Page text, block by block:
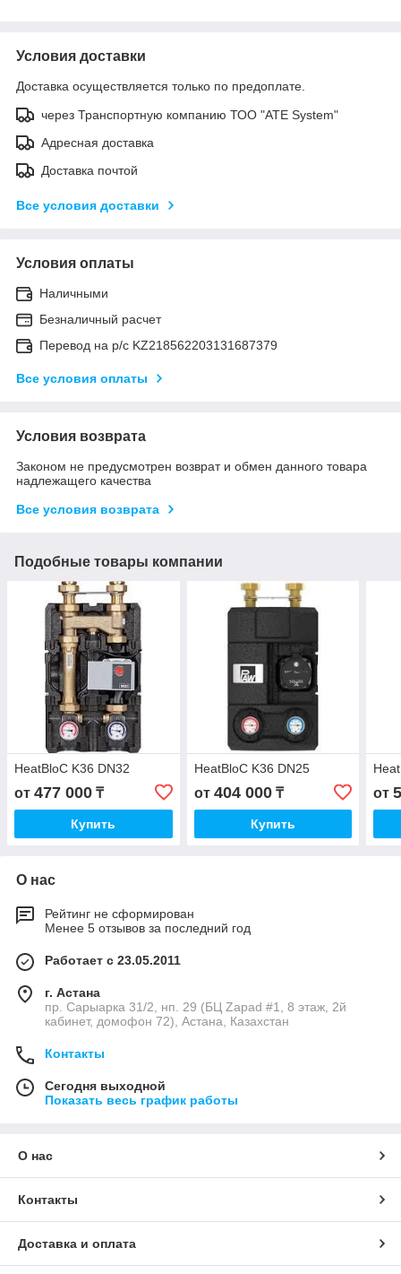
Условия доставки
Доставка осуществляется только по предоплате.
через Транспортную компанию ТОО "ATE System"
Адресная доставка
Доставка почтой
Все условия доставки
Условия оплаты
Наличными
Безналичный расчет
Перевод на р/с KZ218562203131687379
Все условия оплаты
Условия возврата
Законом не предусмотрен возврат и обмен данного товара
надлежащего качества
Все условия возврата
Подобные товары компании
HeatBloC K36 DN32
от 477 000 ₸
Купить
HeatBloC K36 DN25
от 404 000₸
Купить
от
О нас
Рейтинг не сформирован
Менее 5 отзывов за последний год
Работает с 23.05.2011
г. Астана
пр. Сарыарка 31/2, нп. 29 (БЦ Zapad #1, 8 этаж, 2й
кабинет, домофон 72), Астана, Казахстан
Контакты
Сегодня выходной
Показать весь график работы
О нас
Контакты
Доставка и оплата